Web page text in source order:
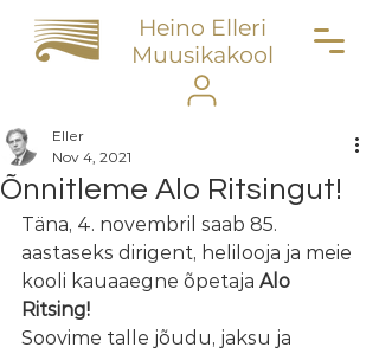
Heino Elleri
Muusikakool
Õnnitleme Alo Ritsingut!
Eller
Nov 4, 2021
Täna, 4. novembril saab 85.
aastaseks dirigent, helilooja ja meie
kooli kauaaegne õpetaja Alo
Ritsing!
Soovime talle jõudu, jaksu ja